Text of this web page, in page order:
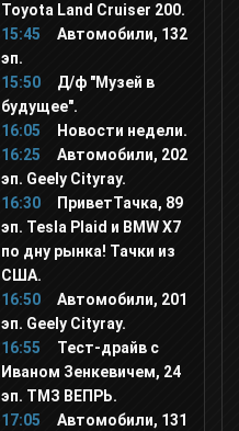
Toyota Land Cruiser 200.
15:45
Автомобили, 132
эп.
15:50
Д/ф "Музей в
будущее".
16:05
Новости недели.
16:25
Автомобили, 202
эп. Geely Cityray.
16:30
ПриветТачка, 89
эп. Tesla Plaid и BMW X7
по дну рынка! Тачки из
США.
16:50
Автомобили, 201
эп. Geely Cityray.
16:55
Тест-драйв с
Иваном Зенкевичем, 24
эп. ТМЗ ВЕПРЬ.
17:05
Автомобили, 131